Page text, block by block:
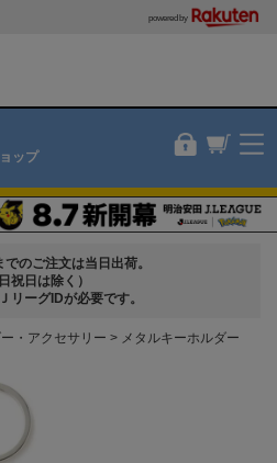
powered by
ップ
のご注文は当日出荷。
祝日は除く）
リーグIDが必要です。
・アクセサリー メタルキーホルダー